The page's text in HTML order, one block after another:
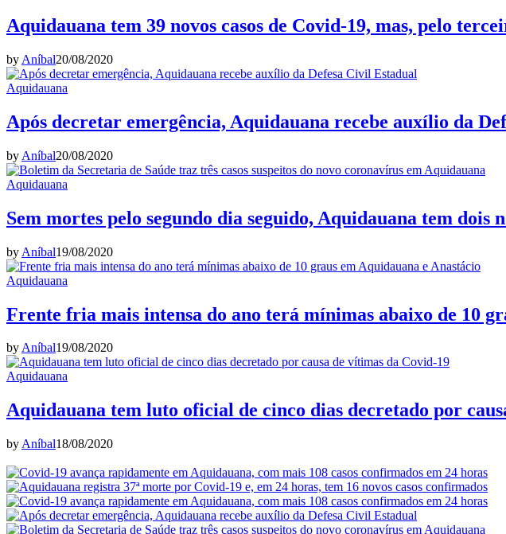
Aquidauana tem 39 novos casos de Covid-19, mas, pelo
by Aníbal20/08/2020
Aquidauana
Após decretar emergência, Aquidauana recebe auxílio da
by Aníbal20/08/2020
Aquidauana
Sem mortes pelo segundo dia seguido, Aquidauana tem dois
by Aníbal19/08/2020
Aquidauana
Frente fria mais intensa do ano terá mínimas abaixo de 10
byAníbal19/08/2020
Aquidauana
Aquidauana tem luto oficial de cinco dias decretado por
by Aníbal18/08/2020